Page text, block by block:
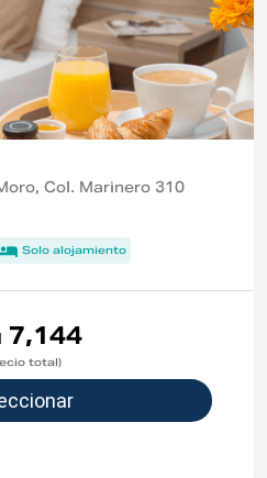
Col. Marinero 310
Solo alojamiento
7,144
total)